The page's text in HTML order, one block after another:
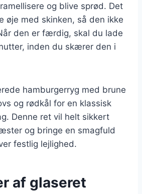
og blive sprød. Det
øje med skinken, så den ikke
den er færdig, skal du lade
inden du skærer den i
hamburgerryg med brune
og rødkål for en klassisk
Denne ret vil helt sikkert
og bringe en smagfuld
festlig lejlighed.
af glaseret